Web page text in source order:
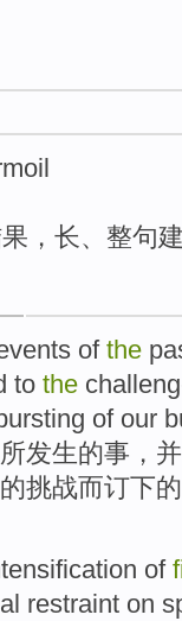
，长、整句
of the
to the
of our
发生的事，
的挑战而订下的
of
restraint on